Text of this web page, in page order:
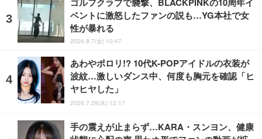
ゴルフクラブで襲撃、BLACKPINKの10周年イ
ベントに激怒したファンの説も…YG本社で女
性が暴れる
2026.8.7(金) 10:47
あわやポロリ!? 10代K-POPアイドルの衣装が
波紋…激しいダンス中、何度も胸元を確認「ヒ
ヤヒヤした」
2026.7.29(水) 12:17
手の震えが止まらず…KARA・スンヨン、健康